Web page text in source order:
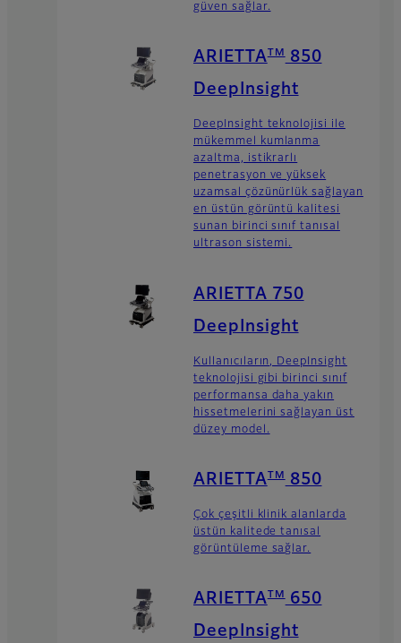
güven sağlar.
ARIETTA TM 850
DeepInsight
DeepInsight teknolojisi ile
mükemmel kumlanma
azaltma, istikrarlı
penetrasyon ve yüksek
uzamsal çözünürlük sağlayan
en üstün görüntü kalitesi
sunan birinci sınıf tanısal
ultrason sistemi.
ARIETTA 750
DeepInsight
Kullanıcıların, DeepInsight
teknolojisi gibi birinci sınıf
performansa daha yakın
hissetmelerini sağlayan üst
düzey model.
ARIETTA TM 850
Çok çeşitli klinik alanlarda
üstün kalitede tanısal
görüntüleme sağlar.
ARIETTA TM 650
DeepInsight